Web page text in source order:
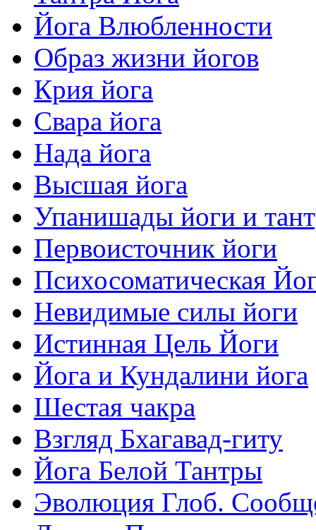
Йога Влюбленности
Образ жизни йогов
Крия йога
Свара йога
Нада йога
Высшая йога
Упанишады йоги и
Первоисточник йоги
Психосоматическая
Невидимые силы йоги
Истинная Цель Йоги
Йога и Кундалини йога
Шестая чакра
Взгляд Бхагавад-гиту
Йога Белой Тантры
Эволюция Глоб.